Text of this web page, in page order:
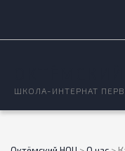
ШКОЛА-ИНТЕРНАТ